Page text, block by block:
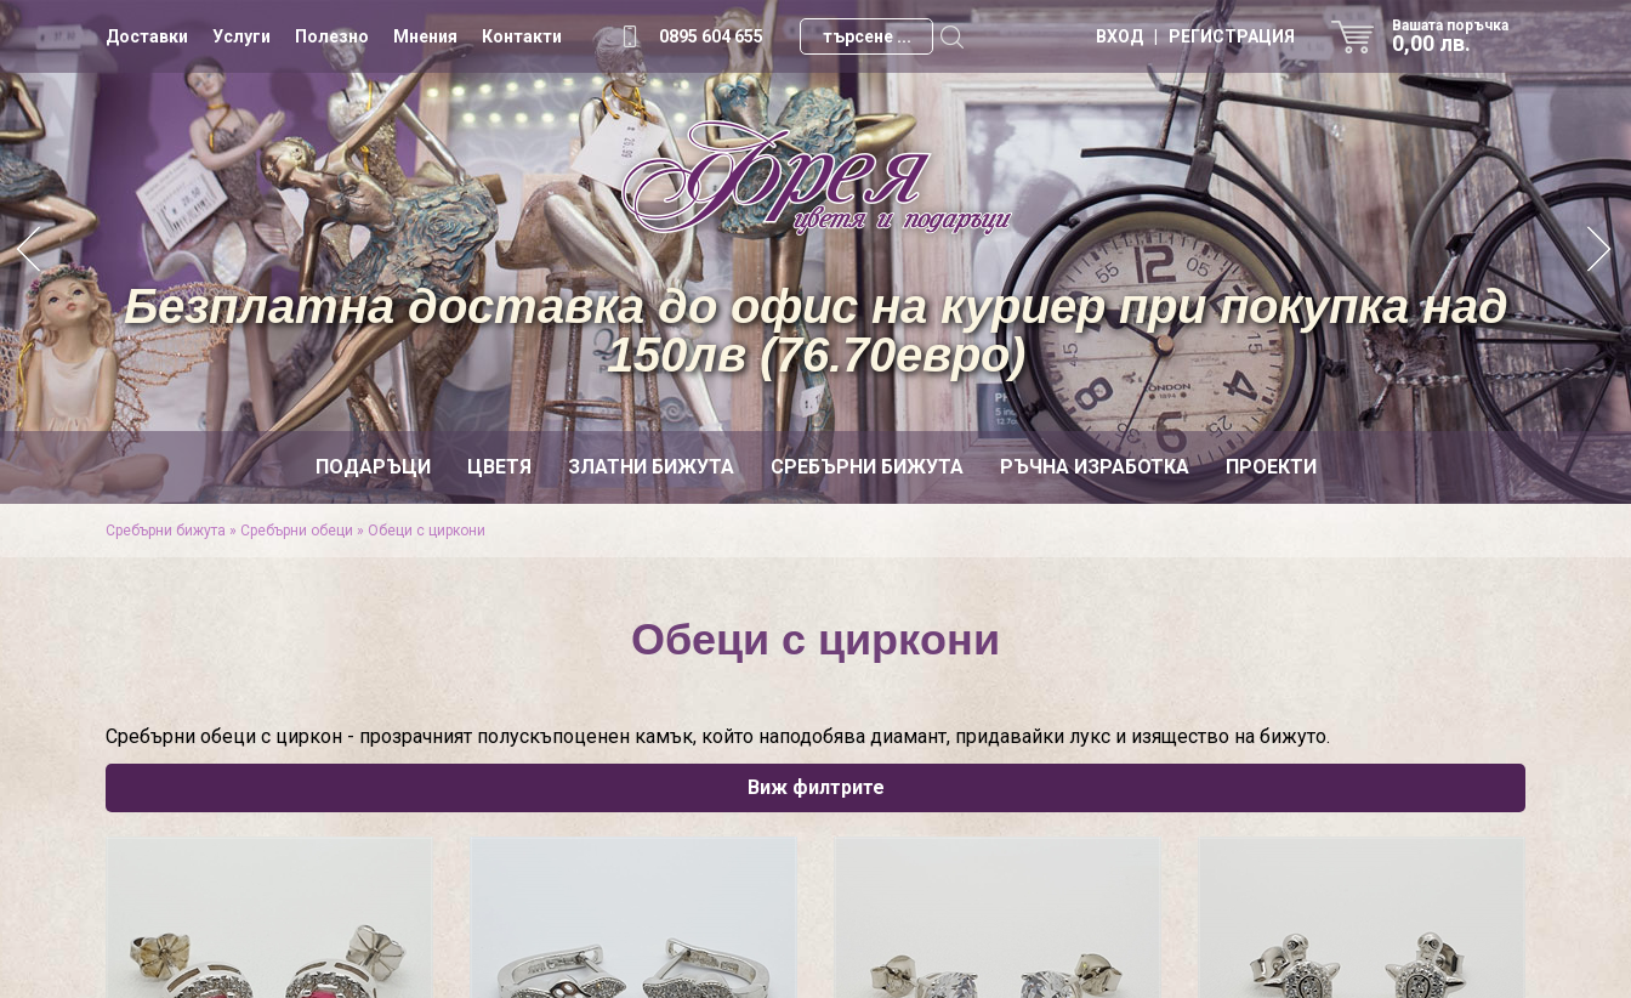
Доставки Услуги Полезно Мнения Контакти 0895 604 655
Вашата поръчка
0,00 лв.
ВХОД | РЕГИСТРАЦИЯ
ПОДАРЪЦИ ЦВЕТЯ ЗЛАТНИ БИЖУТА СРЕБЪРНИ БИЖУТА РЪЧНА ИЗРАБОТКА ПРОЕКТИ
Безплатна доставка до офис на куриер при покупка над
150лв (76.70евро)
Сребърни бижута » Сребърни обеци » Обеци с циркони
Обеци с циркони
Сребърни обеци с циркон - прозрачният полускъпоценен камък, който наподобява диамант, придавайки лукс и изящество на бижуто.
Виж филтрите